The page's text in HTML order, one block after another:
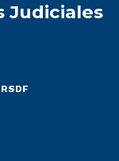
Judiciales